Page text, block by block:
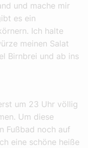
und mache mir
es ein
Ich halte
meinen Salat
Birnbrei und ab ins
um 23 Uhr völlig
Um diese
Fußbad noch auf
eine schöne heiße